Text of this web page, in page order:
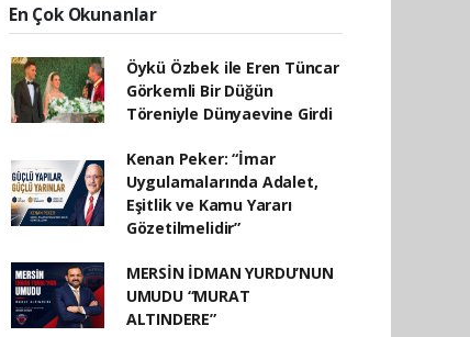
En Çok Okunanlar
Öykü Özbek ile Eren Tüncar
Görkemli Bir Düğün
Töreniyle Dünyaevine Girdi
Kenan Peker: “İmar
Uygulamalarında Adalet,
Eşitlik ve Kamu Yararı
Gözetilmelidir”
MERSİN İDMAN YURDU’NUN
UMUDU “MURAT
ALTINDERE”